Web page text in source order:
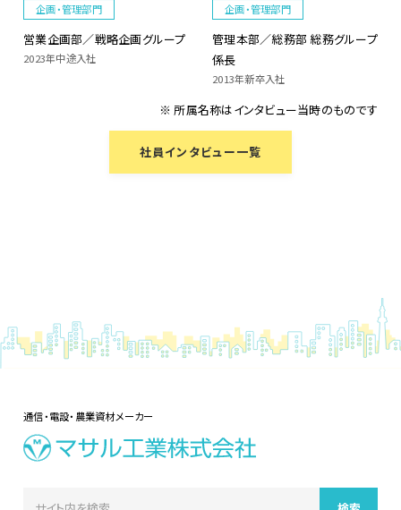
企画・管理部門
営業企画部／戦略企画グループ
2023年中途入社
企画・管理部門
管理本部／総務部 総務グループ
係長
2013年新卒入社
※ 所属名称はインタビュー当時のものです
社員インタビュー一覧
通信・電設・農業資材メーカー